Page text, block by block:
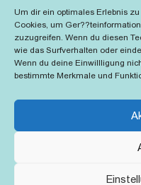
Um dir ein optimales Erlebnis
Cookies, um
zuzugreifen. Wenn du diesen
wie das Surfverhalten oder
Wenn du deine Einwillligung
bestimmte Merkmale und
Grubenlampe …
Lady Hamilton …
Ruttmann Werbefilme